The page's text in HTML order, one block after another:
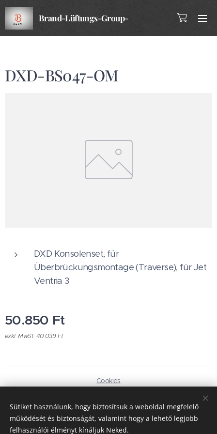
Brand-Lüftungs-Group-
DXD-BS047-OM
DXD Konsolenset, für
Überbrückungsmontage (Traverse), für Jet
Ventria 3
50.850 Ft
exkl. MwSt. 40.039 Ft
Cookies
Magyar
Deutsch
Währung
Sütiket használunk, hogy biztosítsuk a weboldal megfelelő
működését és biztonságát, valamint hogy a lehető legjobb
felhasználói élményt kínáljuk Neked.